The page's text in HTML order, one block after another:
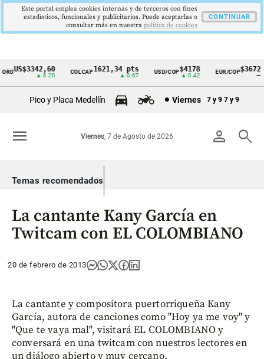
Cintillo
Colombia
US$3342,60
▲ 8.20
COLCAP1621,34 pts
▲ 0.67
USD/COP$4178
▲ 0.42
EUR/COP$3672
—
Pico y Placa Medellín Viernes 7 y 9 7 y 9
person search
Viernes, 7 de Agosto de 2026
menu
Temas recomendados
La cantante Kany García en
Twitcam con EL COLOMBIANO
20 de febrero de 2013
La cantante y compositora puertorriqueña Kany
García, autora de canciones como "Hoy ya me voy" y
"Que te vaya mal", visitará EL COLOMBIANO y
conversará en una twitcam con nuestros lectores en
un diálogo abierto y muy cercano.
Este portal emplea cookies internas y de terceros con fines
estadísticos, funcionales y publicitarios. Puede aceptarlas o
consultar más en nuestra politica de cookies
CONTINUAR